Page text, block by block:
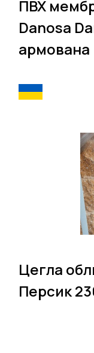
ПВХ
Danosa
армована
Цегла
Персик